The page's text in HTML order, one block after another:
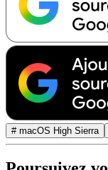
# macOS High Sierra